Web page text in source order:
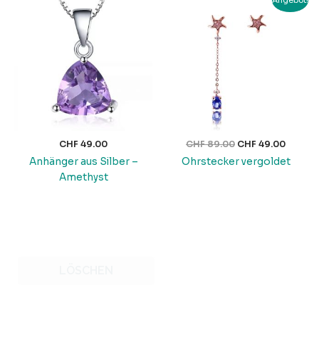
CHF 49.00
Anhänger aus Silber –
Amethyst
CHF89.00
war:
CHF 89.00
CHF 49.00
Preis
Ohrstecker vergoldet